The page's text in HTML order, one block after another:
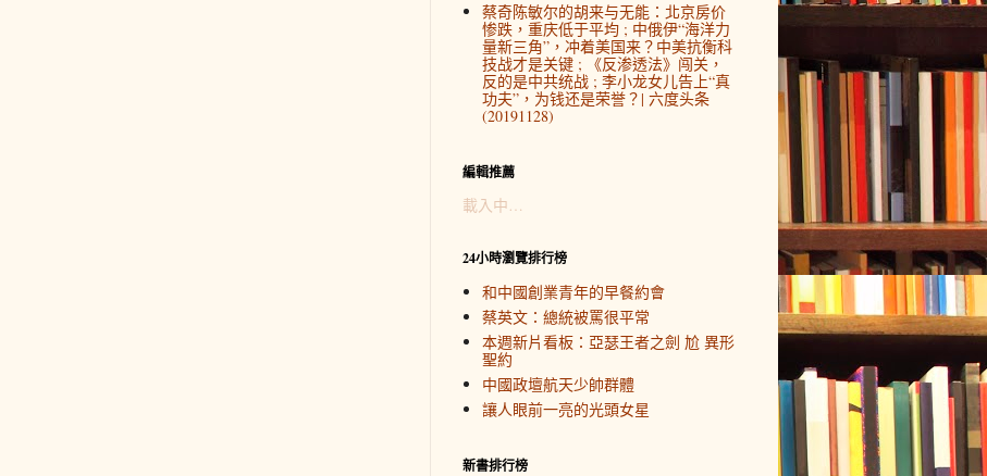
蔡奇陈敏尔的胡来与无能：北京房价
惨跌，重庆低于平均 ; 中俄伊“海洋力
量新三角”，冲着美国来？中美抗衡科
技战才是关键 ; 《反渗透法》闯关，
反的是中共统战 ; 李小龙女儿告上“真
功夫”，为钱还是荣誉？| 六度头条
(20191128)
編輯推薦
載入中…
24小時瀏覽排行榜
和中國創業青年的早餐約會
蔡英文：總統被罵很平常
本週新片看板：亞瑟王者之劍 尬 異形
聖約
中國政壇航天少帥群體
讓人眼前一亮的光頭女星
新書排行榜